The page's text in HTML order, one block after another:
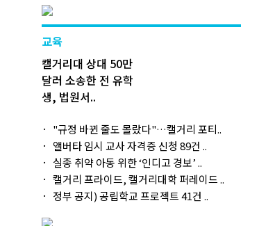
교육
캘거리대 상대 50만
달러 소송한 전 유학
생, 법원서..
"규정 바뀐 줄도 몰랐다"…캘거리 포티..
앨버타 임시 교사 자격증 신청 89건 ..
실종 취약 아동 위한 ‘인디고 경보’ ..
캘거리 프라이드, 캘거리대학 퍼레이드 ..
정부 공지) 공립학교 프로젝트 41건 ..